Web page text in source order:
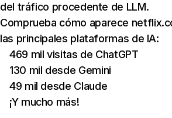
del tráfico procedente de LLM.
Comprueba cómo aparece
las principales plataformas de IA:
469 mil visitas de ChatGPT
130 mil desde Gemini
49 mil desde Claude
¡Y mucho más!